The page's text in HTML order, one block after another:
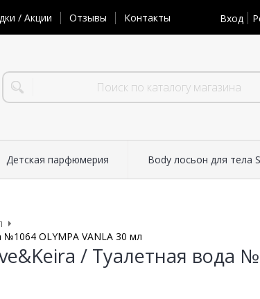
/ Акции Отзывы Контакты Вход
Детская парфюмерия Body лосьон для тела
OLYMPA VANLA 30 мл
/ Туалетная вода